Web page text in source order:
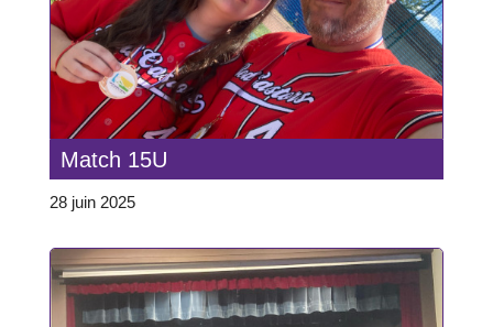
Match 15U
28 juin 2025